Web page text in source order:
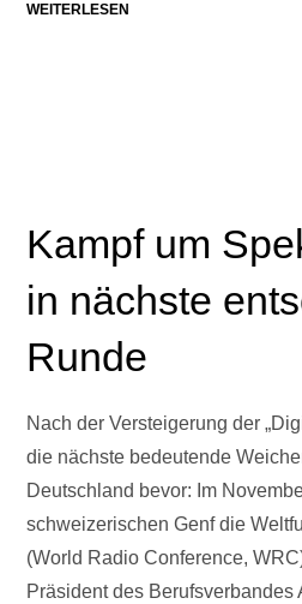
WEITERLESEN
Kampf um
in nächste
Runde
Nach der Versteigerung der
die nächste bedeutende
Deutschland bevor: Im
schweizerischen Genf die
(World Radio Conference,
Präsident des Berufsverbandes